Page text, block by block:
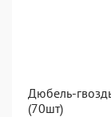
Дюбель-
(70шт)